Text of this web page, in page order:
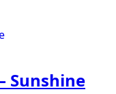
Sunshine